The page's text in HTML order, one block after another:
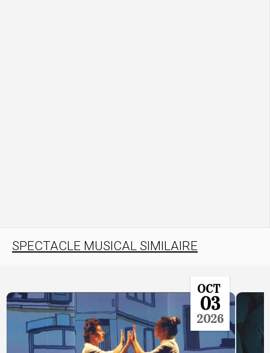
SPECTACLE MUSICAL SIMILAIRE
OCT
03
2026